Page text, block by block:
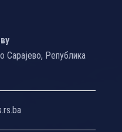
Република